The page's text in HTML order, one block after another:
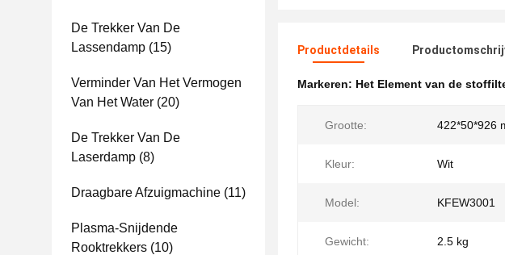
De Trekker Van De
Lassendamp (15)
Verminder Van Het Vermogen
Van Het Water (20)
De Trekker Van De
Laserdamp (8)
Draagbare Afzuigmachine (11)
Plasma-Snijdende
Rooktrekkers (10)
Productdetails
Markeren: Het Element van de
Grootte: 422*50*926
Kleur: Wit
Model: KFEW3001
Gewicht: 2.5 kg